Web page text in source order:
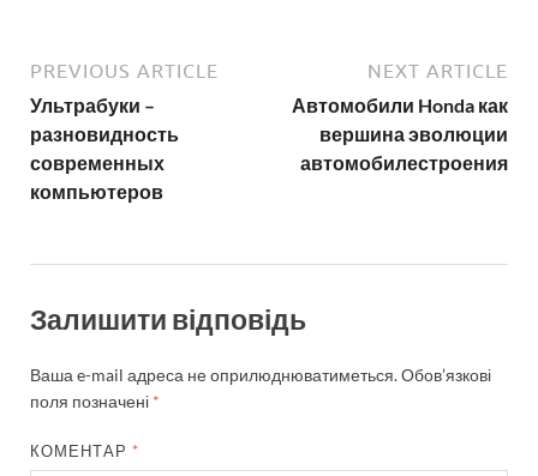
PREVIOUS ARTICLE
Ультрабуки –
разновидность
современных
компьютеров
NEXT ARTICLE
Автомобили Honda как
вершина эволюции
автомобилестроения
Залишити відповідь
Ваша e-mail адреса не оприлюднюватиметься.Обов’язкові
поля позначені *
КОМЕНТАР *